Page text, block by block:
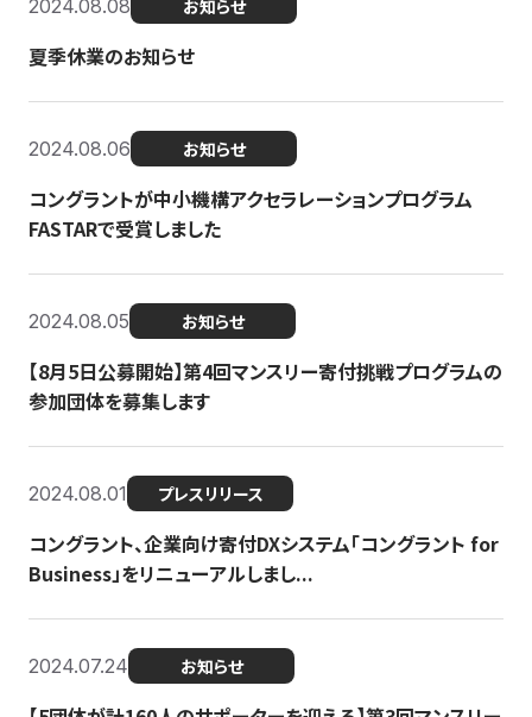
2024.08.08 お知らせ
夏季休業のお知らせ
2024.08.06 お知らせ
コングラントが中小機構アクセラレーションプログラム
FASTARで受賞しました
2024.08.05 お知らせ
【8月5日公募開始】第4回マンスリー寄付挑戦プログラムの
参加団体を募集します
2024.08.01 プレスリリース
コングラント、企業向け寄付DXシステム「コングラント for
Business」をリニューアルしまし...
2024.07.24 お知らせ